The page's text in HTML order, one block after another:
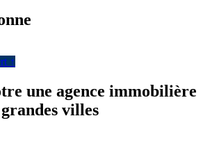
↑
une agence immobilière
villes